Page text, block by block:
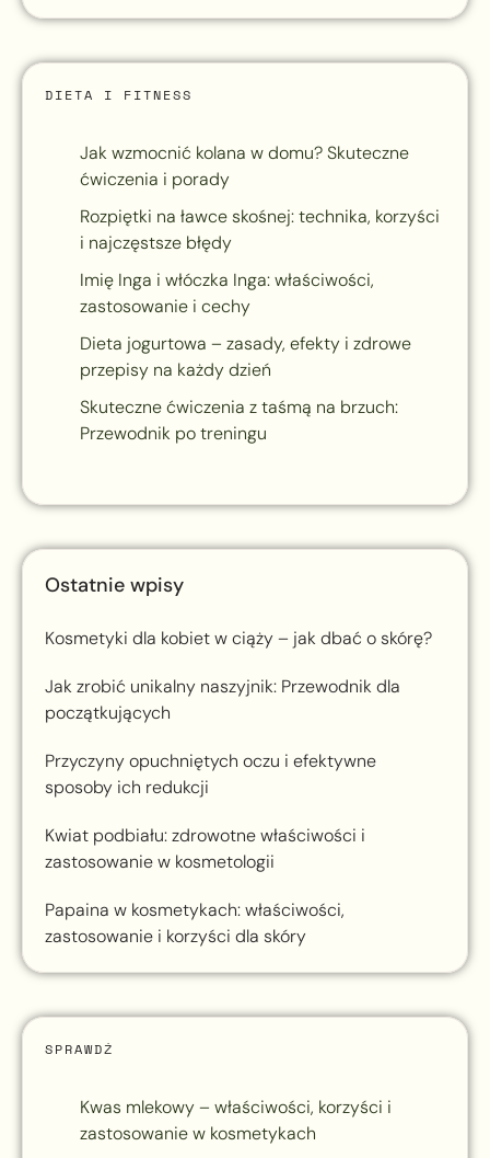
DIETA I FITNESS
Jak wzmocnić kolana w domu? Skuteczne
ćwiczenia i porady
Rozpiętki na ławce skośnej: technika, korzyści
i najczęstsze błędy
Imię Inga i włóczka Inga: właściwości,
zastosowanie i cechy
Dieta jogurtowa – zasady, efekty i zdrowe
przepisy na każdy dzień
Skuteczne ćwiczenia z taśmą na brzuch:
Przewodnik po treningu
Ostatnie wpisy
Kosmetyki dla kobiet w ciąży – jak dbać o skórę?
Jak zrobić unikalny naszyjnik: Przewodnik dla
początkujących
Przyczyny opuchniętych oczu i efektywne
sposoby ich redukcji
Kwiat podbiału: zdrowotne właściwości i
zastosowanie w kosmetologii
Papaina w kosmetykach: właściwości,
zastosowanie i korzyści dla skóry
SPRAWDŹ
Kwas mlekowy – właściwości, korzyści i
zastosowanie w kosmetykach